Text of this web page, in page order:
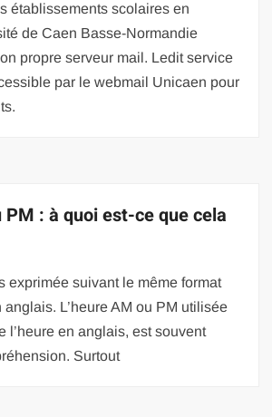
établissements scolaires en
de Caen Basse-Normandie
propre serveur mail. Ledit service
par le webmail Unicaen pour
PM : à quoi est-ce que cela
exprimée suivant le même format
L’heure AM ou PM utilisée
l’heure en anglais, est souvent
Surtout